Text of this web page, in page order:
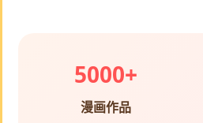
5000+
漫画作品